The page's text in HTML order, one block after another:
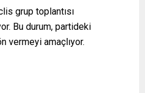
grup toplantısı
Bu durum, partideki
vermeyi amaçlıyor.